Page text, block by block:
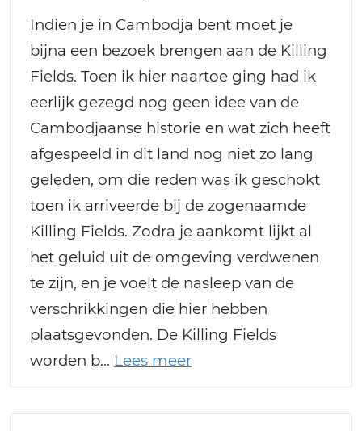
Indien je in Cambodja bent moet je
bijna een bezoek brengen aan de Killing
Fields. Toen ik hier naartoe ging had ik
eerlijk gezegd nog geen idee van de
Cambodjaanse historie en wat zich heeft
afgespeeld in dit land nog niet zo lang
geleden, om die reden was ik geschokt
toen ik arriveerde bij de zogenaamde
Killing Fields. Zodra je aankomt lijkt al
het geluid uit de omgeving verdwenen
te zijn, en je voelt de nasleep van de
verschrikkingen die hier hebben
plaatsgevonden. De Killing Fields
worden b